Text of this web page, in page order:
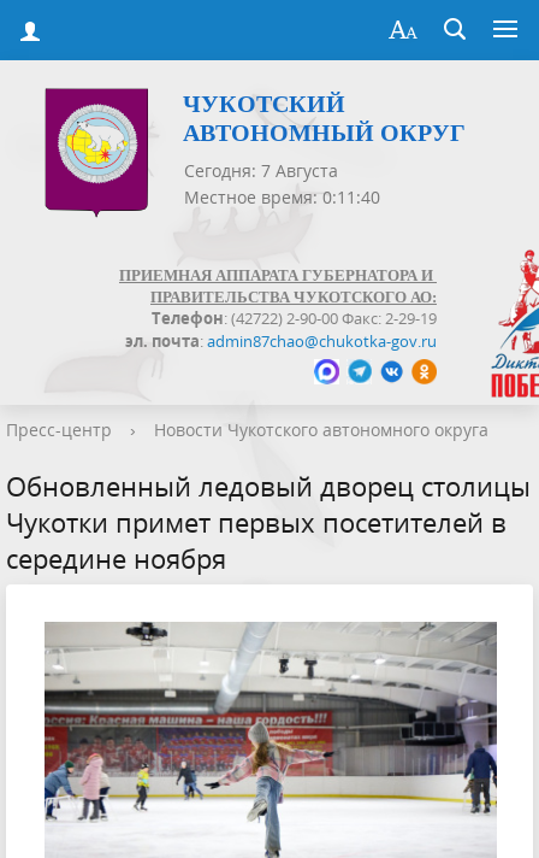
ЧУКОТСКИЙ
АВТОНОМНЫЙ ОКРУГ
Сегодня: 7 Августа
Местное время: 0:11:41
ПРИЕМНАЯ АППАРАТА ГУБЕРНАТОРА И
ПРАВИТЕЛЬСТВА ЧУКОТСКОГО АО:
Телефон: (42722) 2-90-00 Факс: 2-29-19
эл. почта:admin87chao@chukotka-gov.ru
Пресс-центр › Новости Чукотского автономного округа
Обновленный ледовый дворец столицы
Чукотки примет первых посетителей в
середине ноября